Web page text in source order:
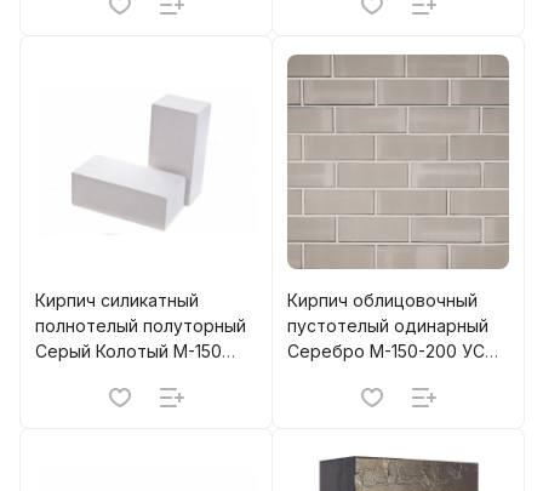
Кирпич силикатный
полнотелый полуторный
Серый Колотый М-150
Кирпич облицовочный
пустотелый одинарный
Серебро M-150-200 УС